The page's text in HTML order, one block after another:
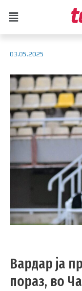
03.05.2025
Вардар ја
пораз, во